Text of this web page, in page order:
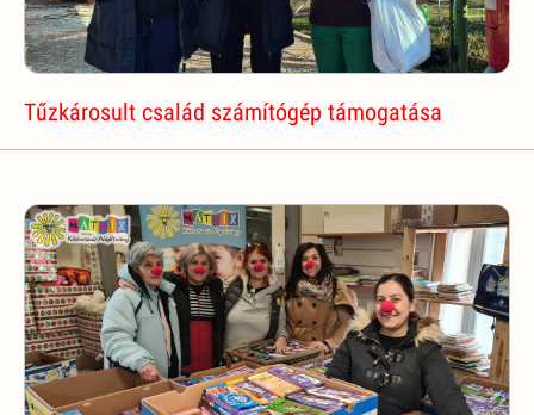
Tűzkárosult család számítógép támogatása